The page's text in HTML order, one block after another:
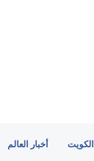
الكويت أخبار العالم